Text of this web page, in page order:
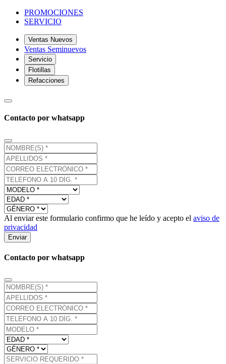
PROMOCIONES
SERVICIO
Ventas Nuevos
Ventas Seminuevos
Servicio
Flotillas
Refacciones
Contacto por whatsapp
Al enviar este formulario confirmo que he leído y acepto el aviso de
privacidad
Enviar
Contacto por whatsapp